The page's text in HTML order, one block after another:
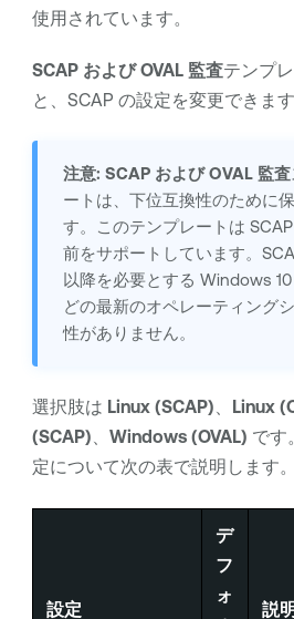
使用されています。
SCAP および OVAL 監査テンプ
と、SCAP の設定を変更できます
注意: SCAP および OVAL 監査
ートは、下位互換性のために
す。このテンプレートは
前をサポートしています。
以降を必要とする Windows
どの最新のオペレーティング
性がありません。
選択肢は Linux (SCAP) Linux
(SCAP)
Windows (OVAL) です
定について次の表で説明します。
設定
デ
フ
ォ
説明